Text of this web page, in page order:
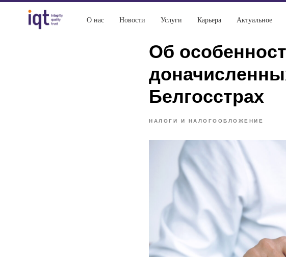
О нас Новости Услуги Карьера Актуальное
Об
Белгосстрах
НАЛОГИ И НАЛОГООБЛОЖЕНИЕ